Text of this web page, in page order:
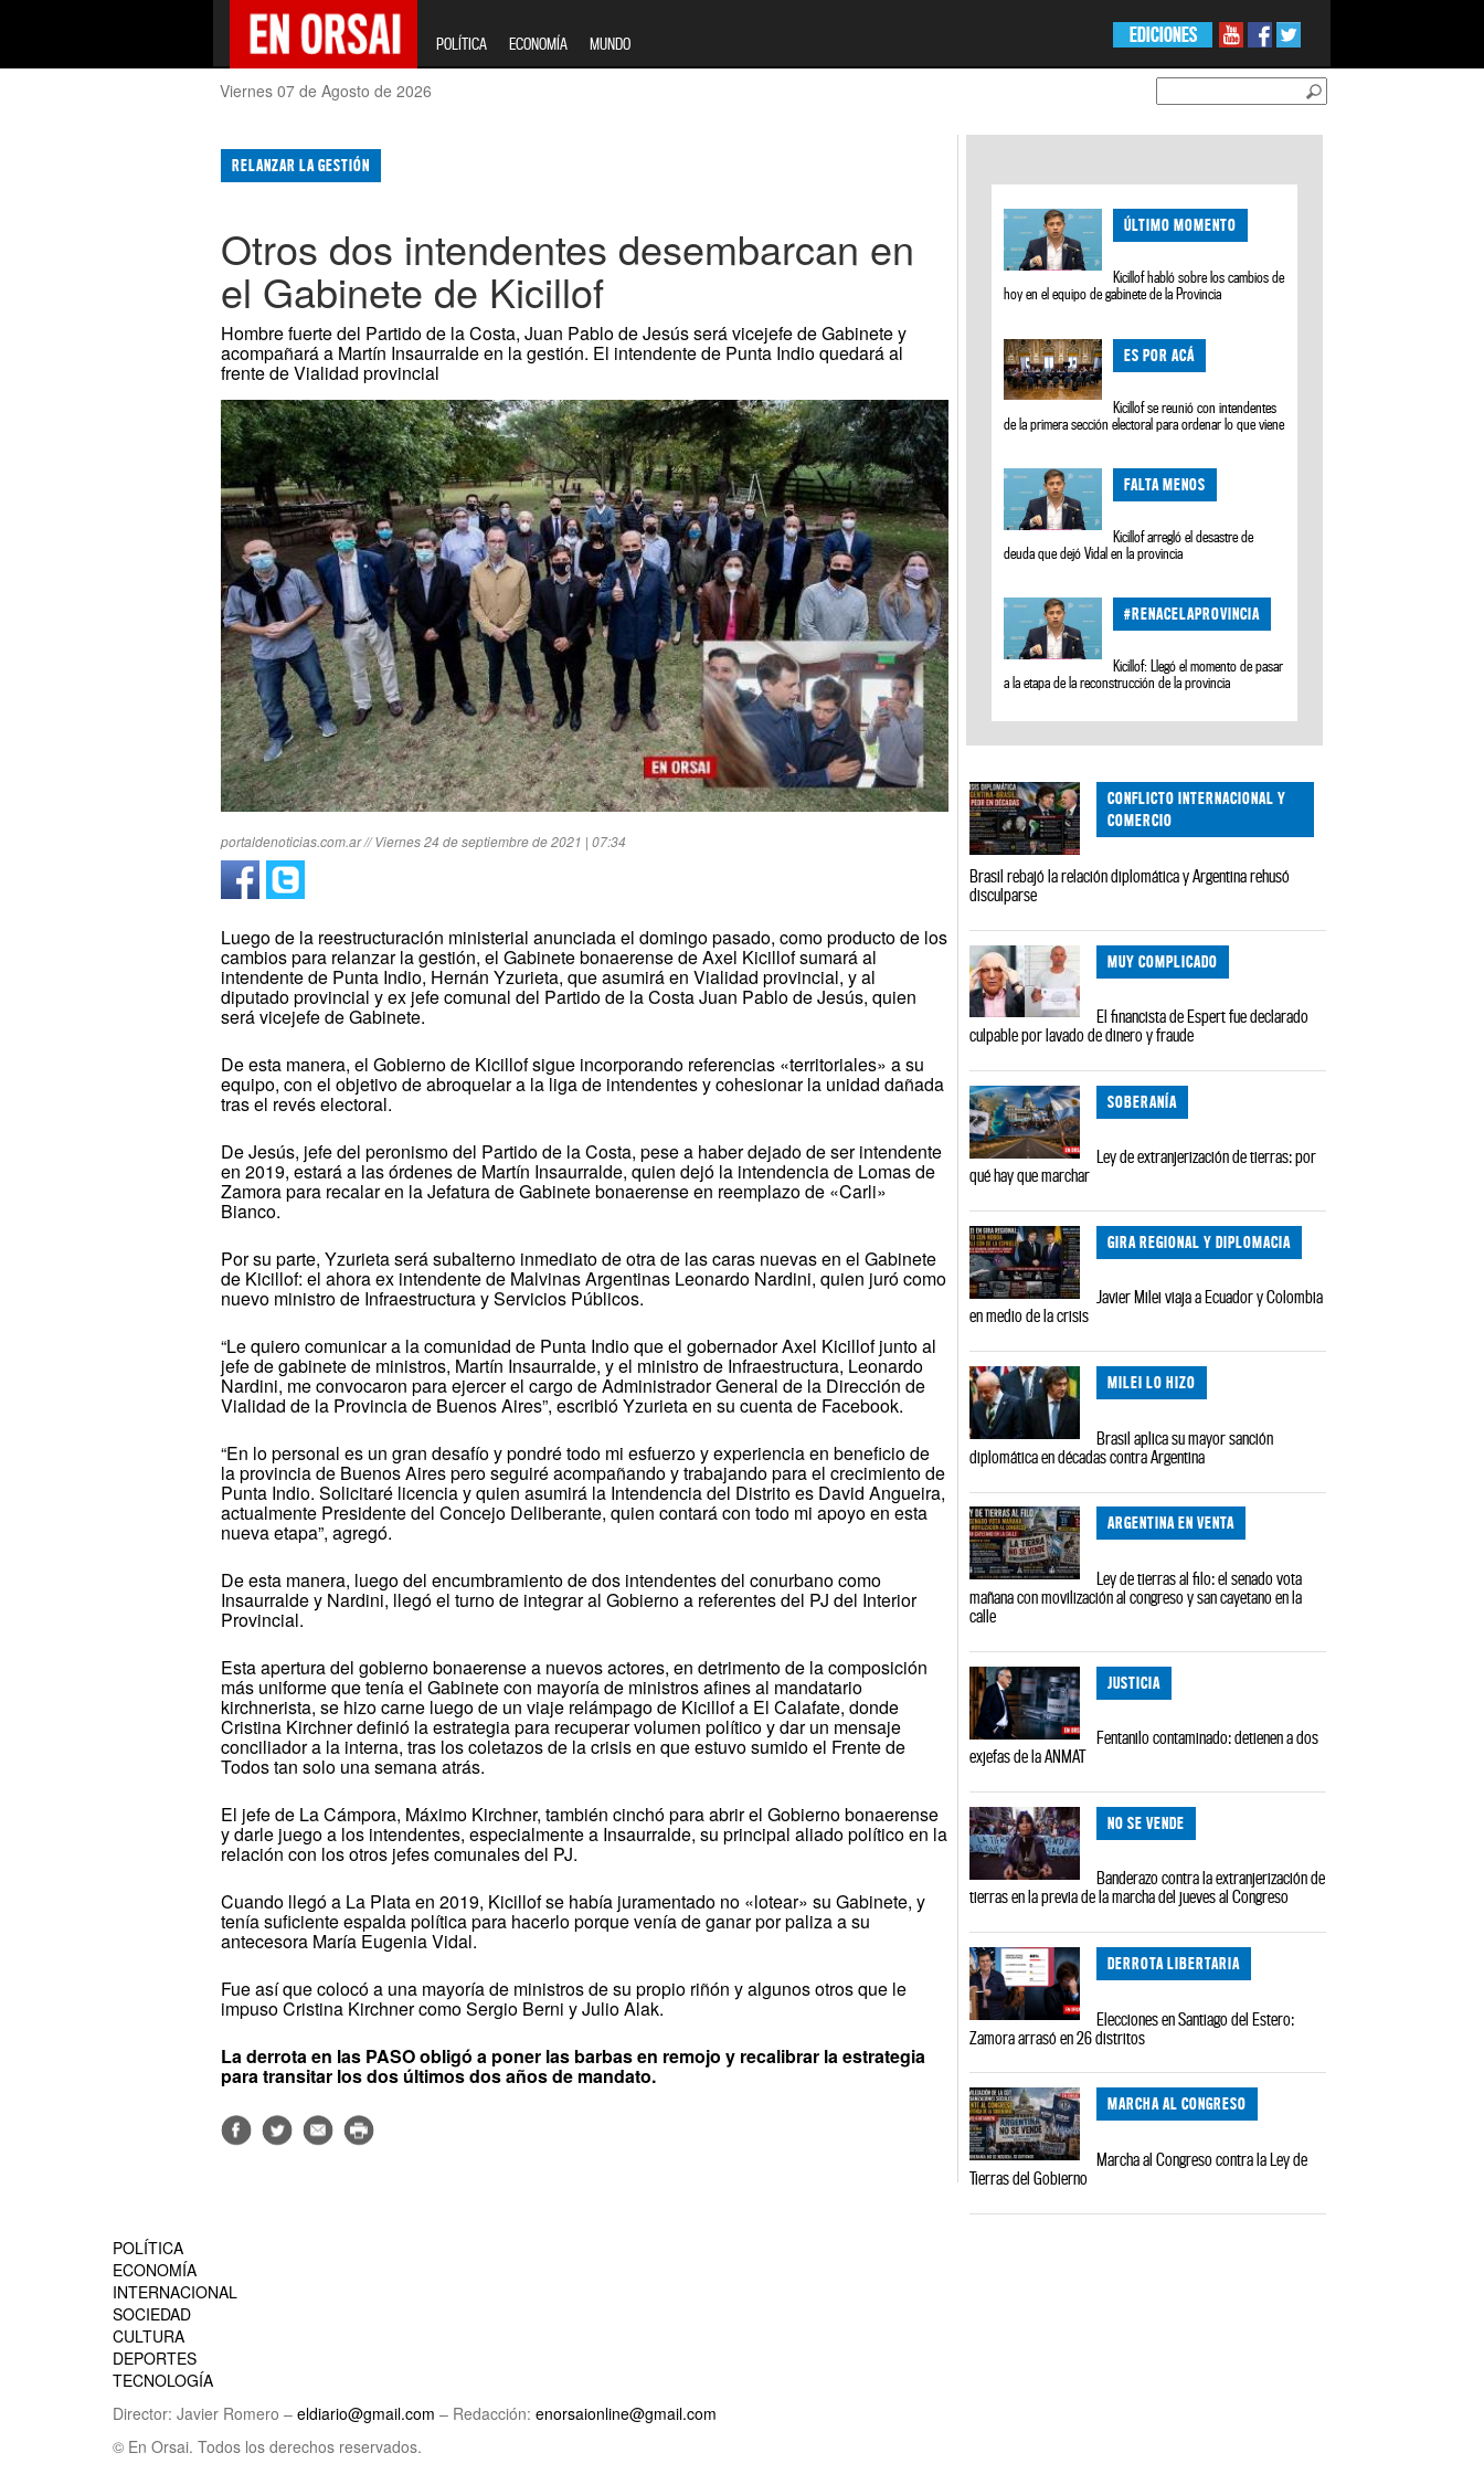
POLÍTICA ECONOMÍA MUNDO EDICIONES
Viernes 07 de Agosto de 2026
RELANZAR LA GESTIÓN
Otros dos intendentes desembarcan en
el Gabinete de Kicillof
Hombre fuerte del Partido de la Costa, Juan Pablo de Jesús será vicejefe de Gabinete y
acompañará a Martín Insaurralde en la gestión. El intendente de Punta Indio quedará al
frente de Vialidad provincial
portaldenoticias.com.ar // Viernes 24 de septiembre de 2021 | 07:34
Luego de la reestructuración ministerial anunciada el domingo pasado, como producto de los
cambios para relanzar la gestión, el Gabinete bonaerense de Axel Kicillof sumará al
intendente de Punta Indio, Hernán Yzurieta, que asumirá en Vialidad provincial, y al
diputado provincial y ex jefe comunal del Partido de la Costa Juan Pablo de Jesús, quien
será vicejefe de Gabinete.
De esta manera, el Gobierno de Kicillof sigue incorporando referencias «territoriales» a su
equipo, con el objetivo de abroquelar a la liga de intendentes y cohesionar la unidad dañada
tras el revés electoral.
De Jesús, jefe del peronismo del Partido de la Costa, pese a haber dejado de ser intendente
en 2019, estará a las órdenes de Martín Insaurralde, quien dejó la intendencia de Lomas de
Zamora para recalar en la Jefatura de Gabinete bonaerense en reemplazo de «Carli»
Bianco.
Por su parte, Yzurieta será subalterno inmediato de otra de las caras nuevas en el Gabinete
de Kicillof: el ahora ex intendente de Malvinas Argentinas Leonardo Nardini, quien juró como
nuevo ministro de Infraestructura y Servicios Públicos.
“Le quiero comunicar a la comunidad de Punta Indio que el gobernador Axel Kicillof junto al
jefe de gabinete de ministros, Martín Insaurralde, y el ministro de Infraestructura, Leonardo
Nardini, me convocaron para ejercer el cargo de Administrador General de la Dirección de
Vialidad de la Provincia de Buenos Aires”, escribió Yzurieta en su cuenta de Facebook.
“En lo personal es un gran desafío y pondré todo mi esfuerzo y experiencia en beneficio de
la provincia de Buenos Aires pero seguiré acompañando y trabajando para el crecimiento de
Punta Indio. Solicitaré licencia y quien asumirá la Intendencia del Distrito es David Angueira,
actualmente Presidente del Concejo Deliberante, quien contará con todo mi apoyo en esta
nueva etapa”, agregó.
De esta manera, luego del encumbramiento de dos intendentes del conurbano como
Insaurralde y Nardini, llegó el turno de integrar al Gobierno a referentes del PJ del Interior
Provincial.
Esta apertura del gobierno bonaerense a nuevos actores, en detrimento de la composición
más uniforme que tenía el Gabinete con mayoría de ministros afines al mandatario
kirchnerista, se hizo carne luego de un viaje relámpago de Kicillof a El Calafate, donde
Cristina Kirchner definió la estrategia para recuperar volumen político y dar un mensaje
conciliador a la interna, tras los coletazos de la crisis en que estuvo sumido el Frente de
Todos tan solo una semana atrás.
El jefe de La Cámpora, Máximo Kirchner, también cinchó para abrir el Gobierno bonaerense
y darle juego a los intendentes, especialmente a Insaurralde, su principal aliado político en la
relación con los otros jefes comunales del PJ.
Cuando llegó a La Plata en 2019, Kicillof se había juramentado no «lotear» su Gabinete, y
tenía suficiente espalda política para hacerlo porque venía de ganar por paliza a su
antecesora María Eugenia Vidal.
Fue así que colocó a una mayoría de ministros de su propio riñón y algunos otros que le
impuso Cristina Kirchner como Sergio Berni y Julio Alak.
La derrota en las PASO obligó a poner las barbas en remojo y recalibrar la estrategia
para transitar los dos últimos dos años de mandato.
ÚLTIMO MOMENTO
Kicillof habló sobre los cambios de
hoy en el equipo de gabinete de la Provincia
ES POR ACÁ
Kicillof se reunió con intendentes
de la primera sección electoral para ordenar lo que viene
FALTA MENOS
Kicillof arregló el desastre de
deuda que dejó Vidal en la provincia
#RENACELAPROVINCIA
Kicillof: Llegó el momento de pasar
a la etapa de la reconstrucción de la provincia
CONFLICTO INTERNACIONAL Y
COMERCIO
Brasil rebajó la relación diplomática y Argentina rehusó
disculparse
MUY COMPLICADO
El financista de Espert fue declarado
culpable por lavado de dinero y fraude
SOBERANÍA
Ley de extranjerización de tierras: por
qué hay que marchar
GIRA REGIONAL Y DIPLOMACIA
Javier Milei viaja a Ecuador y Colombia
en medio de la crisis
MILEI LO HIZO
Brasil aplica su mayor sanción
diplomática en décadas contra Argentina
ARGENTINA EN VENTA
Ley de tierras al filo: el senado vota
mañana con movilización al congreso y san cayetano en la
calle
JUSTICIA
Fentanilo contaminado: detienen a dos
exjefas de la ANMAT
NO SE VENDE
Banderazo contra la extranjerización de
tierras en la previa de la marcha del jueves al Congreso
DERROTA LIBERTARIA
Elecciones en Santiago del Estero:
Zamora arrasó en 26 distritos
MARCHA AL CONGRESO
Marcha al Congreso contra la Ley de
Tierras del Gobierno
POLÍTICA
ECONOMÍA
INTERNACIONAL
SOCIEDAD
CULTURA
DEPORTES
TECNOLOGÍA
Director: Javier Romero – eldiario@gmail.com – Redacción: enorsaionline@gmail.com
© En Orsai. Todos los derechos reservados.